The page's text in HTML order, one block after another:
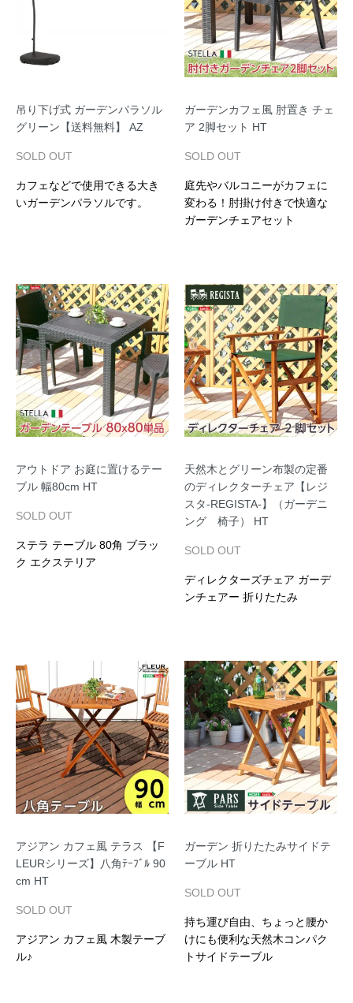
吊り下げ式 ガーデンパラソル
グリーン【送料無料】 AZ
SOLD OUT
カフェなどで使用できる大き
いガーデンパラソルです。
ガーデンカフェ風 肘置き チェ
ア 2脚セット HT
SOLD OUT
庭先やバルコニーがカフェに
変わる！肘掛け付きで快適な
ガーデンチェアセット
アウトドア お庭に置けるテー
ブル 幅80cm HT
SOLD OUT
ステラ テーブル 80角 ブラッ
ク エクステリア
天然木とグリーン布製の定番
のディレクターチェア【レジ
スタ-REGISTA-】（ガーデニ
ング 椅子） HT
SOLD OUT
ディレクターズチェア ガーデ
ンチェアー 折りたたみ
アジアン カフェ風 テラス 【F
LEURシリーズ】八角ﾃｰﾌﾞﾙ 90
cm HT
SOLD OUT
アジアン カフェ風 木製テーブ
ル♪
ガーデン 折りたたみサイドテ
ーブル HT
SOLD OUT
持ち運び自由、ちょっと腰か
けにも便利な天然木コンパク
トサイドテーブル